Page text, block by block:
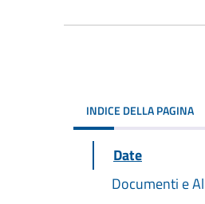
INDICE DELLA PAGINA
Date
Documenti e